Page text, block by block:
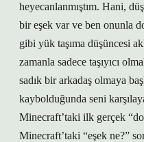
heyecanlanmıştım. Hani,
bir eşek var ve ben onunla
gibi yük taşıma düşüncesi
zamanla sadece taşıyıcı
sadık bir arkadaş olmaya
kaybolduğunda seni
Minecraft’taki ilk gerçek
Minecraft’taki “eşek ne?”